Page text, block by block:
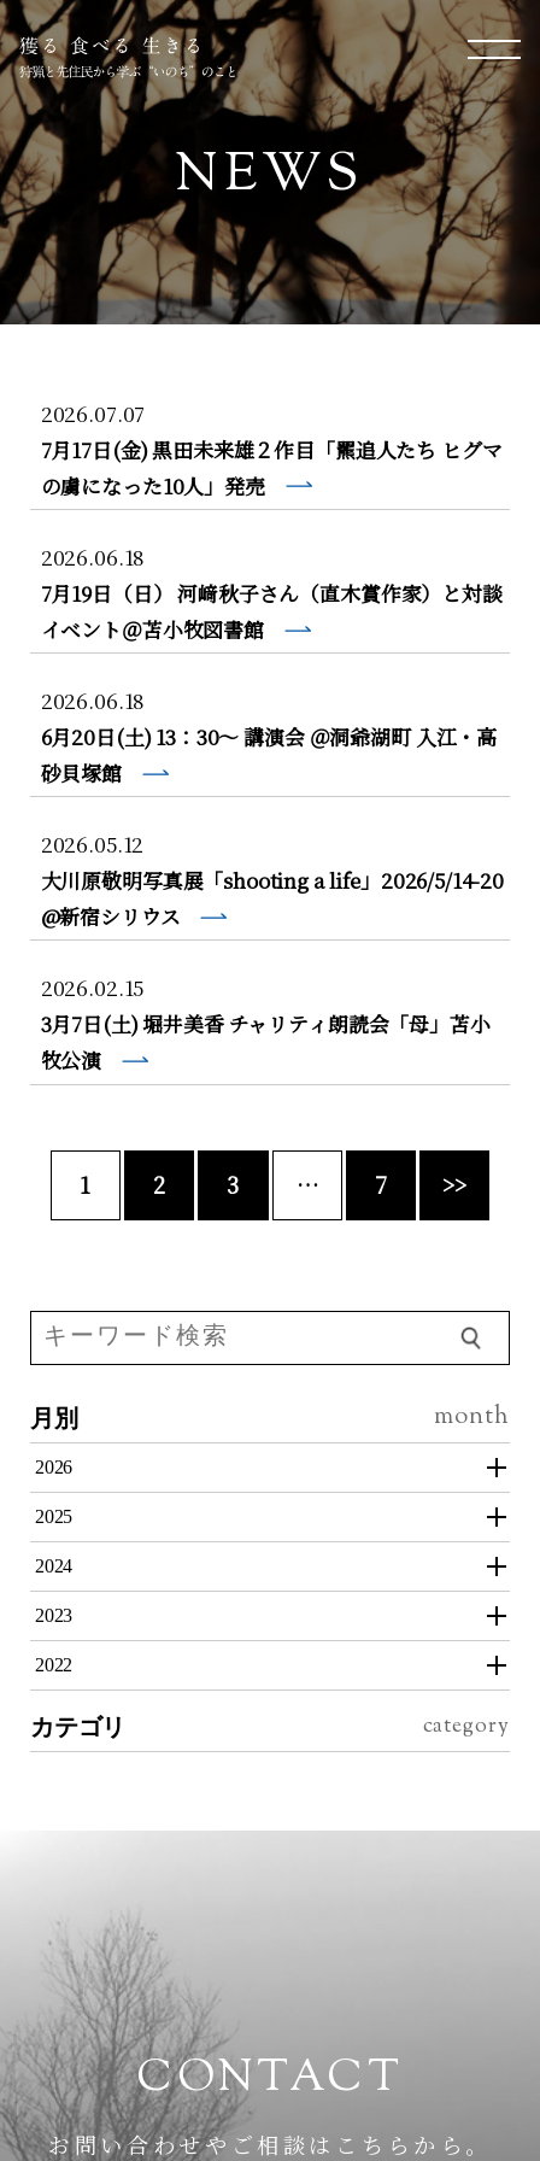
NEWS
2026.07.07
7月17日(金) 黒田未来雄２作目「羆追人たち ヒグマ
の虜になった10人」発売
2026.06.18
7月19日（日） 河﨑秋子さん（直木賞作家）と対談
イベント＠苫小牧図書館
2026.06.18
6月20日(土) 13：30〜 講演会 ＠洞爺湖町 入江・高
砂貝塚館
2026.05.12
大川原敬明写真展「shooting a life」2026/5/14-20
@新宿シリウス
2026.02.15
3月7日(土) 堀井美香 チャリティ朗読会「母」苫小
牧公演
投
ー
ジ
送
り
1 2 3 … 7 >>
月別
2026
2025
2024
2023
2022
カテゴリ
CONTACT
お問い合わせやご相談はこちらから。